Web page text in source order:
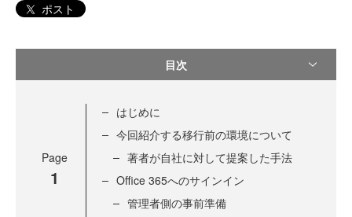
ポスト
目次
Page
1
はじめに
今回紹介する移行前の環境について
著者が自社に対して提案した手法
Office 365へのサインイン
管理者側の事前準備